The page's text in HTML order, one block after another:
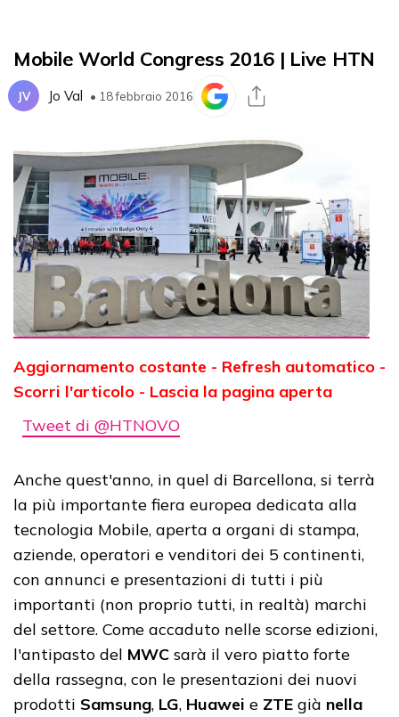
Mobile World Congress 2016 | Live HTN
JV Jo Val • 18 febbraio 2016
Aggiornamento costante - Refresh automatico -
Scorri l'articolo - Lascia la pagina aperta
Tweet di @HTNOVO
Anche quest'anno, in quel di Barcellona, si terrà
la più importante fiera europea dedicata alla
tecnologia Mobile, aperta a organi di stampa,
aziende, operatori e venditori dei 5 continenti,
con annunci e presentazioni di tutti i più
importanti (non proprio tutti, in realtà) marchi
del settore. Come accaduto nelle scorse edizioni,
l'antipasto del MWC sarà il vero piatto forte
della rassegna, con le presentazioni dei nuovi
prodotti Samsung, LG, Huawei e ZTE già nella